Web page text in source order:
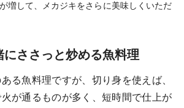
増して、メカジキをさらに美味しくいただ
にささっと炒める魚料理
る魚料理ですが、切り身を使えば、
が通るものが多く、短時間で仕上が